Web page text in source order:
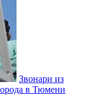
Звонари из
в Тюмени